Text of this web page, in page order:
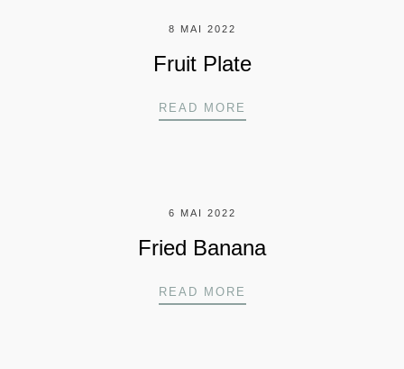
8 MAI 2022
Fruit Plate
READ MORE
6 MAI 2022
Fried Banana
READ MORE